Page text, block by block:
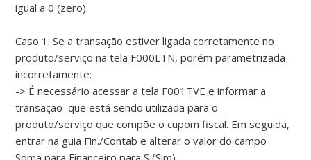
igual a 0 (zero).
Caso 1: Se a transação estiver ligada corretamente no
produto/serviço na tela F000LTN, porém parametrizada
incorretamente:
-> É necessário acessar a tela F001TVE e informar a
transação que está sendo utilizada para o
produto/serviço que compõe o cupom fiscal. Em seguida,
entrar na guia Fin./Contab e alterar o valor do campo